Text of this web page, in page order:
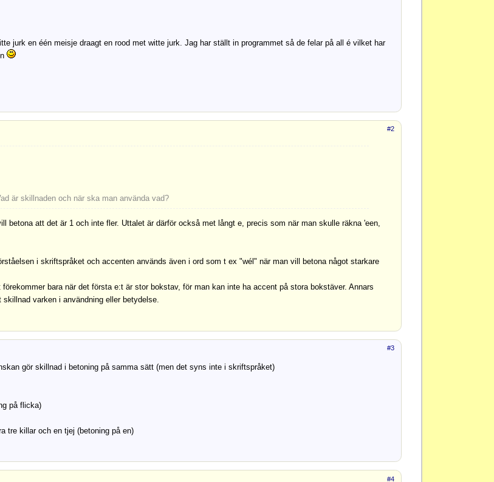
jurk en één meisje draagt en rood met witte jurk. Jag har ställt in programmet så de felar på all é vilket har
#2
är skillnaden och när ska man använda vad?
betona att det är 1 och inte fler. Uttalet är därför också met långt e, precis som när man skulle räkna 'een,
i skriftspråket och accenten används även i ord som t ex "wél" när man vill betona något starkare
bara när det första e:t är stor bokstav, för man kan inte ha accent på stora bokstäver. Annars
varken i användning eller betydelse.
#3
gör skillnad i betoning på samma sätt (men det syns inte i skriftspråket)
på flicka)
tre killar och en tjej (betoning på en)
#4